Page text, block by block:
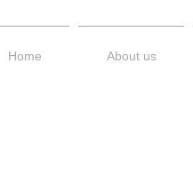
Home About us